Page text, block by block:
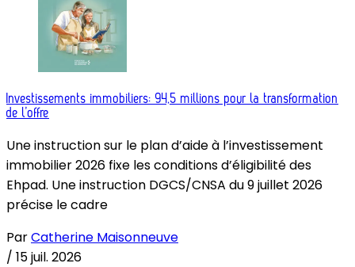
Investissements immobiliers: 94,5 millions pour la transformation
de l’offre
Une instruction sur le plan d’aide à l’investissement
immobilier 2026 fixe les conditions d’éligibilité des
Ehpad. Une instruction DGCS/CNSA du 9 juillet 2026
précise le cadre
ParCatherine Maisonneuve
/ 15 juil. 2026